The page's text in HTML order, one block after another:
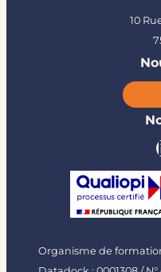
10
Organisme de